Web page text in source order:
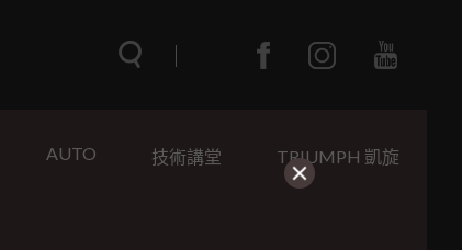
AUTO 技術講堂 TRIUMPH 凱旋